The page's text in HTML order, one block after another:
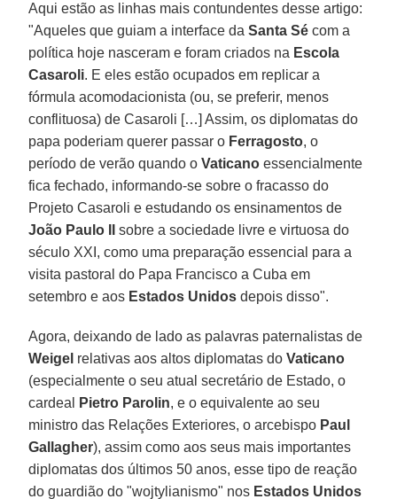
Aqui estão as linhas mais contundentes desse artigo:
"Aqueles que guiam a interface daSanta Sé com a
política hoje nasceram e foram criados na Escola
Casaroli. E eles estão ocupados em replicar a
fórmula acomodacionista (ou, se preferir, menos
conflituosa) de Casaroli […] Assim, os diplomatas do
papa poderiam querer passar o Ferragosto, o
período de verão quando oVaticano essencialmente
fica fechado, informando-se sobre o fracasso do
Projeto Casaroli e estudando os ensinamentos de
João Paulo II
sobre a sociedade livre e virtuosa do
século XXI, como uma preparação essencial para a
visita pastoral do Papa Francisco a Cuba em
setembro e aos Estados Unidos depois disso".
Agora, deixando de lado as palavras paternalistas de
Weigel relativas aos altos diplomatas doVaticano
(especialmente o seu atual secretário de Estado, o
cardeal
Pietro Parolin, e o equivalente ao seu
ministro das Relações Exteriores, o arcebispo Paul
Gallagher), assim como aos seus mais importantes
diplomatas dos últimos 50 anos, esse tipo de reação
do guardião do "wojtylianismo" nos Estados Unidos